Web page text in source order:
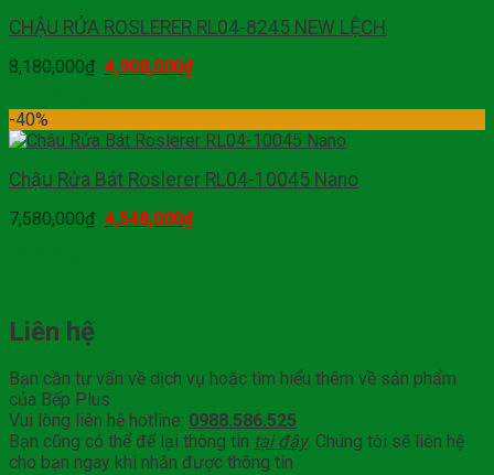
CHẬU RỬA ROSLERER RL04-8245 NEW LỆCH
8,180,000₫ 4,908,000₫
-40%
Chậu Rửa Bát Roslerer RL04-10045 Nano
7,580,000₫ 4,548,000₫
Liên hệ
Bạn cần tư vấn về dịch vụ hoặc tìm hiểu thêm về sản phẩm
của Bếp Plus
Vui lòng liên hệ hotline: 0988.586.525
Bạn cũng có thể để lại thông tin tại đây. Chúng tôi sẽ liên hệ
cho bạn ngay khi nhận được thông tin